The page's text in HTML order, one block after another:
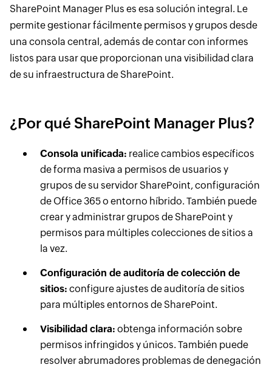
SharePoint Manager Plus es esa solución integral. Le
permite gestionar fácilmente permisos y grupos desde
una consola central, además de contar con informes
listos para usar que proporcionan una visibilidad clara
de su infraestructura de SharePoint.
¿Por qué SharePoint Manager Plus?
Consola unificada: realice cambios específicos
de forma masiva a permisos de usuarios y
grupos de su servidor SharePoint, configuración
de Office 365 o entorno híbrido. También puede
crear y administrar grupos de SharePoint y
permisos para múltiples colecciones de sitios a
la vez.
Configuración de auditoría de colección de
sitios: configure ajustes de auditoría de sitios
para múltiples entornos de SharePoint.
Visibilidad clara: obtenga información sobre
permisos infringidos y únicos. También puede
resolver abrumadores problemas de denegación